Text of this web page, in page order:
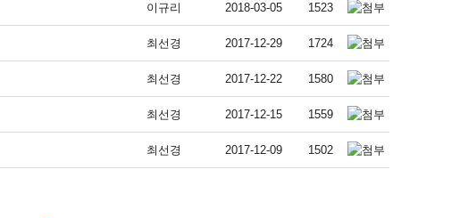
이규리 2018-03-05 1523
최선경 2017-12-29 1724
최선경 2017-12-22 1580
최선경 2017-12-15 1559
최선경 2017-12-09 1502